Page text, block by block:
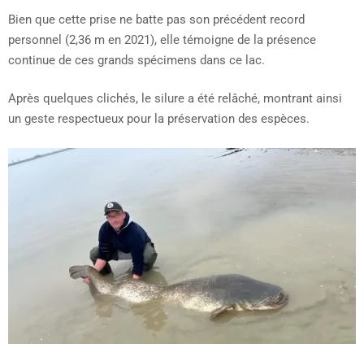
Bien que cette prise ne batte pas son précédent record
personnel (2,36 m en 2021), elle témoigne de la présence
continue de ces grands spécimens dans ce lac.
Après quelques clichés, le silure a été relâché, montrant ainsi
un geste respectueux pour la préservation des espèces.